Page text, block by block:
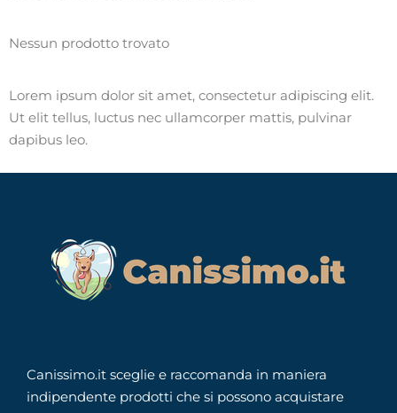
Nessun prodotto trovato
Lorem ipsum dolor sit amet, consectetur adipiscing elit.
Ut elit tellus, luctus nec ullamcorper mattis, pulvinar
dapibus leo.
Canissimo.it sceglie e raccomanda in maniera
indipendente prodotti che si possono acquistare